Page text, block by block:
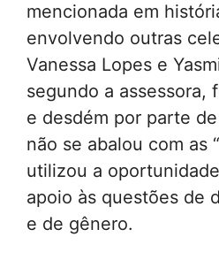
mencionada em
envolvendo outras
Vanessa Lopes e
segundo a assessora,
e desdém por parte
não se abalou com as
utilizou a
apoio às questões de
e de gênero.